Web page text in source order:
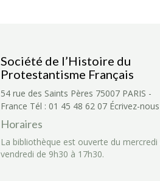
Société de l’Histoire du
Protestantisme Français
54 rue des Saints Pères 75007 PARIS -
France Tél : 01 45 48 62 07 Écrivez-nous
Horaires
La bibliothèque est ouverte du mercredi
vendredi de 9h30 à 17h30.